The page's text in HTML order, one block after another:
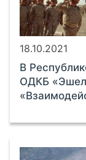
18.10.2021
В
ОДКБ